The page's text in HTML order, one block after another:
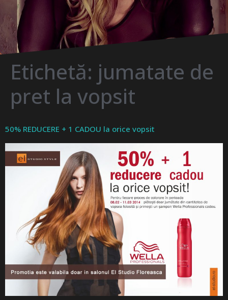
Etichetă: jumatate de
pret la vopsit
50% REDUCERE + 1 CADOU la orice vopsit